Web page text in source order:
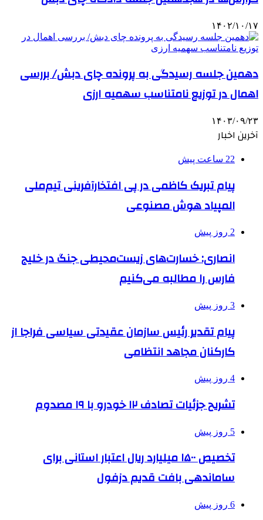
۱۴۰۲/۱۰/۱۷
دهمین جلسه رسیدگی به پرونده چای دبش/ بررسی
اهمال در توزیع نامتناسب سهمیه ارزی
۱۴۰۳/۰۹/۲۳
آخرین اخبار
22 ساعت پیش
پیام تبریک کاظمی در پی افتخارآفرینی تیم‌ملی
المپیاد هوش مصنوعی
2 روز پیش
انصاری: خسارت‌های زیست‌محیطی جنگ در خلیج
فارس را مطالبه‌ می‌کنیم
3 روز پیش
پیام تقدیر رئیس سازمان عقیدتی سیاسی فراجا از
کارکنان مجاهد انتظامی
4 روز پیش
تشریح جزئیات تصادف ۱۲ خودرو با ۱۹ مصدوم
5 روز پیش
تخصیص ۱۵۰۰ میلیارد ریال اعتبار استانی برای
ساماندهی بافت قدیم دزفول
6 روز پیش